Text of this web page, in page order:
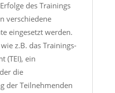
des Trainings
verschiedene
eingesetzt werden.
z.B. das Trainings-
(TEI), ein
die
der Teilnehmenden